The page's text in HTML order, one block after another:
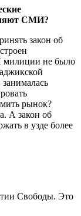
СМИ?
закон об
милиции не было
рынок?
А закон об
в узде более
Свободы. Это